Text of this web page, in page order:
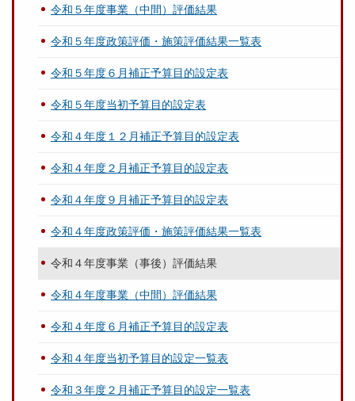
令和５年度事業（中間）評価結果
令和５年度政策評価・施策評価結果一覧表
令和５年度６月補正予算目的設定表
令和５年度当初予算目的設定表
令和４年度１２月補正予算目的設定表
令和４年度２月補正予算目的設定表
令和４年度９月補正予算目的設定表
令和４年度政策評価・施策評価結果一覧表
令和４年度事業（事後）評価結果
令和４年度事業（中間）評価結果
令和４年度６月補正予算目的設定表
令和４年度当初予算目的設定一覧表
令和３年度２月補正予算目的設定一覧表